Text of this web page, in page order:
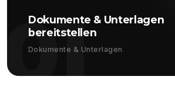
01
Dokumente & Unterlagen
bereitstellen
Dokumente & Unterlagen